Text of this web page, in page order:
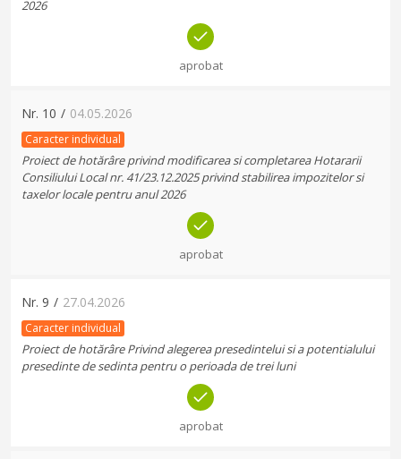
2026
aprobat
Nr. 10 / 04.05.2026
Caracter individual
Proiect de hotărâre privind modificarea si completarea Hotararii
Consiliului Local nr. 41/23.12.2025 privind stabilirea impozitelor si
taxelor locale pentru anul 2026
aprobat
Nr. 9 / 27.04.2026
Caracter individual
Proiect de hotărâre Privind alegerea presedintelui si a potentialului
presedinte de sedinta pentru o perioada de trei luni
aprobat